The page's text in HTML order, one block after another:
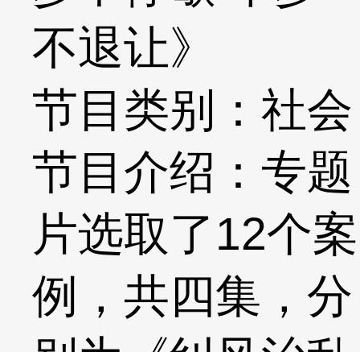
不退让》
节目类别：社会
节目介绍：专题
片选取了12个案
例，共四集，分